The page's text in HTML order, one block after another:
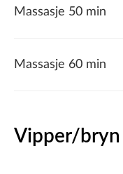
Massasje 50 min
Massasje 60 min
Vipper/bryn